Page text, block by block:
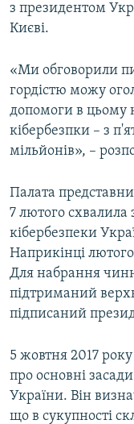
з президентом
Києві.
«Ми обговорили
гордістю можу
допомоги в цьому
кібербезпки – з
мільйонів», –
Палата
7 лютого
кібербезпеки
Наприкінці
Для набрання
підтриманий
підписаний
5 жовтня 2017
про основні
України. Він
що в сукупності